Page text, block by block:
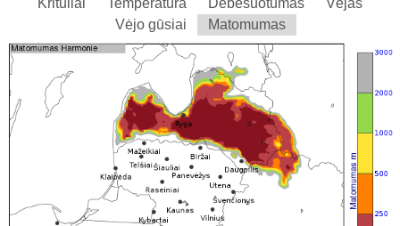
Krituliai
Temperatūra Debesuotumas
Vėjas
Vėjo gūsiai
Matomumas